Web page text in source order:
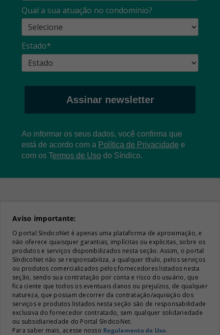
Qual a sua atuação no condomínio?
Estado*
Assinar newsletter
Ao informar os seus dados, você confirma que
está de acordo com a Política de Privacidade e
com os Termos de Uso do Síndico.
Aviso importante:
O portal SíndicoNet é apenas uma plataforma de aproximação, e
não oferece quaisquer garantias, implícitas ou explicitas, sobre os
produtos e serviços disponibilizados nesta seção. Assim, o portal
SíndicoNet não se responsabiliza, a qualquer título, pelos serviços
ou produtos comercializados pelos fornecedores listados nesta
seção, sendo sua contratação por conta e risco do usuário, que
fica ciente que todos os eventuais danos ou prejuízos, de qualquer
natureza, que possam decorrer da contratação/aquisição dos
serviços e produtos listados nesta seção são de responsabilidade
exclusiva do fornecedor contratado, sem qualquer solidariedade
ou subsidiariedade do Portal SíndicoNet.
Para saber mais, acesse nosso Regulamento de Uso.